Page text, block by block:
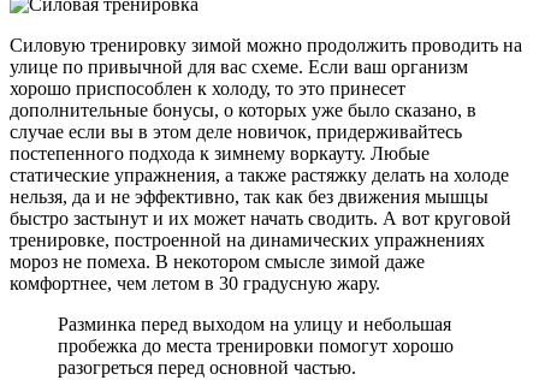
Силовую тренировку зимой можно продолжить проводить на
улице по привычной для вас схеме. Если ваш организм
хорошо приспособлен к холоду, то это принесет
дополнительные бонусы, о которых уже было сказано, в
случае если вы в этом деле новичок, придерживайтесь
постепенного подхода к зимнему воркауту. Любые
статические упражнения, а также растяжку делать на холоде
нельзя, да и не эффективно, так как без движения мышцы
быстро застынут и их может начать сводить. А вот круговой
тренировке, построенной на динамических упражнениях
мороз не помеха. В некотором смысле зимой даже
комфортнее, чем летом в 30 градусную жару.
Разминка перед выходом на улицу и небольшая
пробежка до места тренировки помогут хорошо
разогреться перед основной частью.